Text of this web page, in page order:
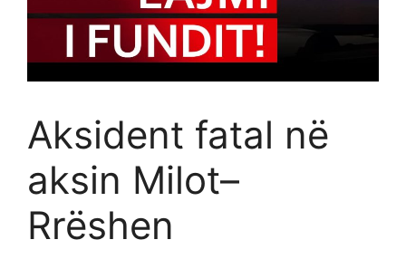
Aksident fatal në
aksin Milot–
Rrëshen